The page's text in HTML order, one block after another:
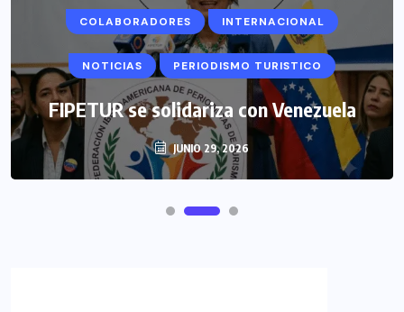
COLABORADORES INTERNACIONAL
NOTICIAS PERIODISMO TURISTICO
FIPETUR se solidariza con Venezuela
JUNIO 29, 2026